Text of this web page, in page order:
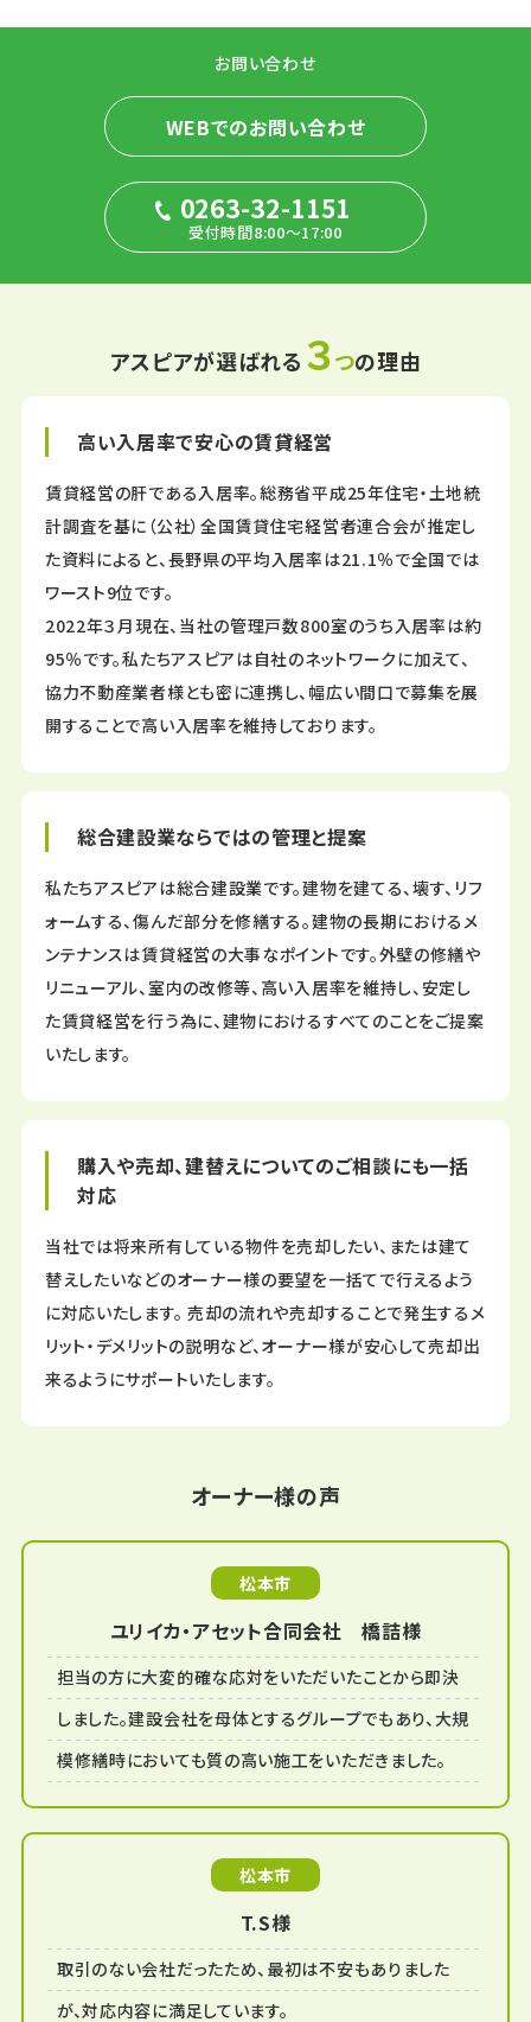
お問い合わせ
WEBでのお問い合わせ
0263-32-1151
受付時間8:00～17:00
アスピアが選ばれる ３つの理由
高い入居率で安心の賃貸経営
賃貸経営の肝である入居率。総務省平成25年住宅・土地統
計調査を基に（公社）全国賃貸住宅経営者連合会が推定し
た資料によると、長野県の平均入居率は21.1％で全国では
ワースト9位です。
2022年３月現在、当社の管理戸数800室のうち入居率は約
95％です。私たちアスピアは自社のネットワークに加えて、
協力不動産業者様とも密に連携し、幅広い間口で募集を展
開することで高い入居率を維持しております。
総合建設業ならではの管理と提案
私たちアスピアは総合建設業です。建物を建てる、壊す、リフ
ォームする、傷んだ部分を修繕する。建物の長期におけるメ
ンテナンスは賃貸経営の大事なポイントです。外壁の修繕や
リニューアル、室内の改修等、高い入居率を維持し、安定し
た賃貸経営を行う為に、建物におけるすべてのことをご提案
いたします。
購入や売却、建替えについてのご相談にも一括
対応
当社では将来所有している物件を売却したい、または建て
替えしたいなどのオーナー様の要望を一括てで行えるよう
に対応いたします。 売却の流れや売却することで発生するメ
リット・デメリットの説明など、オーナー様が安心して売却出
来るようにサポートいたします。
オーナー様の声
松本市
ユリイカ・アセット合同会社 橋詰様
担当の方に大変的確な応対をいただいたことから即決
しました。建設会社を母体とするグループでもあり、大規
模修繕時においても質の高い施工をいただきました。
松本市
T.S様
取引のない会社だったため、最初は不安もありました
が、対応内容に満足しています。